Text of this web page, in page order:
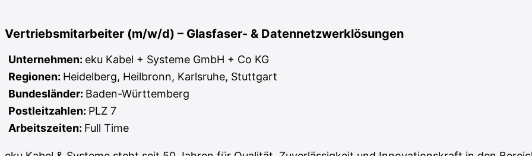
Vertriebsmitarbeiter (m/w/d) – Glasfaser- & Datennetzwerklösungen
Unternehmen: eku Kabel + Systeme GmbH + Co KG
Regionen: Heidelberg Heilbronn Karlsruhe Stuttgart
Bundesländer: Baden-Württemberg
Postleitzahlen: PLZ 7
Arbeitszeiten: Full Time